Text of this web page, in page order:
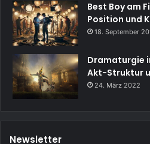
Best Boy am
Position und
18. September
Dramaturgie
Akt-Struktur
24. März 2022
Newsletter